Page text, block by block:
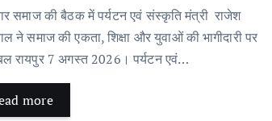
समाज की बैठक में पर्यटन एवं संस्कृति मंत्री राजेश
ने समाज की एकता, शिक्षा और युवाओं की भागीदारी पर
रायपुर 7 अगस्त 2026। पर्यटन एवं…
more